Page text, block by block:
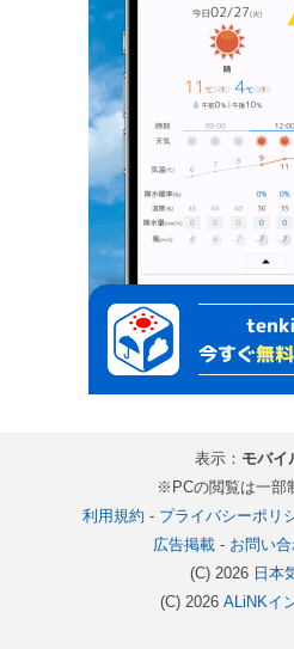
表示： モバイ
※PCの閲覧は一部
利用規約 - プライバシーポリ
広告掲載- お問い
(C) 2026 日本
(C) 2026 ALiNKイ